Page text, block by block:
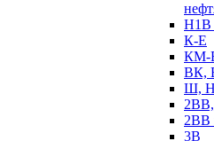
Н1В
К-Е
КМ-
ВК,
Ш,
2ВВ
3В